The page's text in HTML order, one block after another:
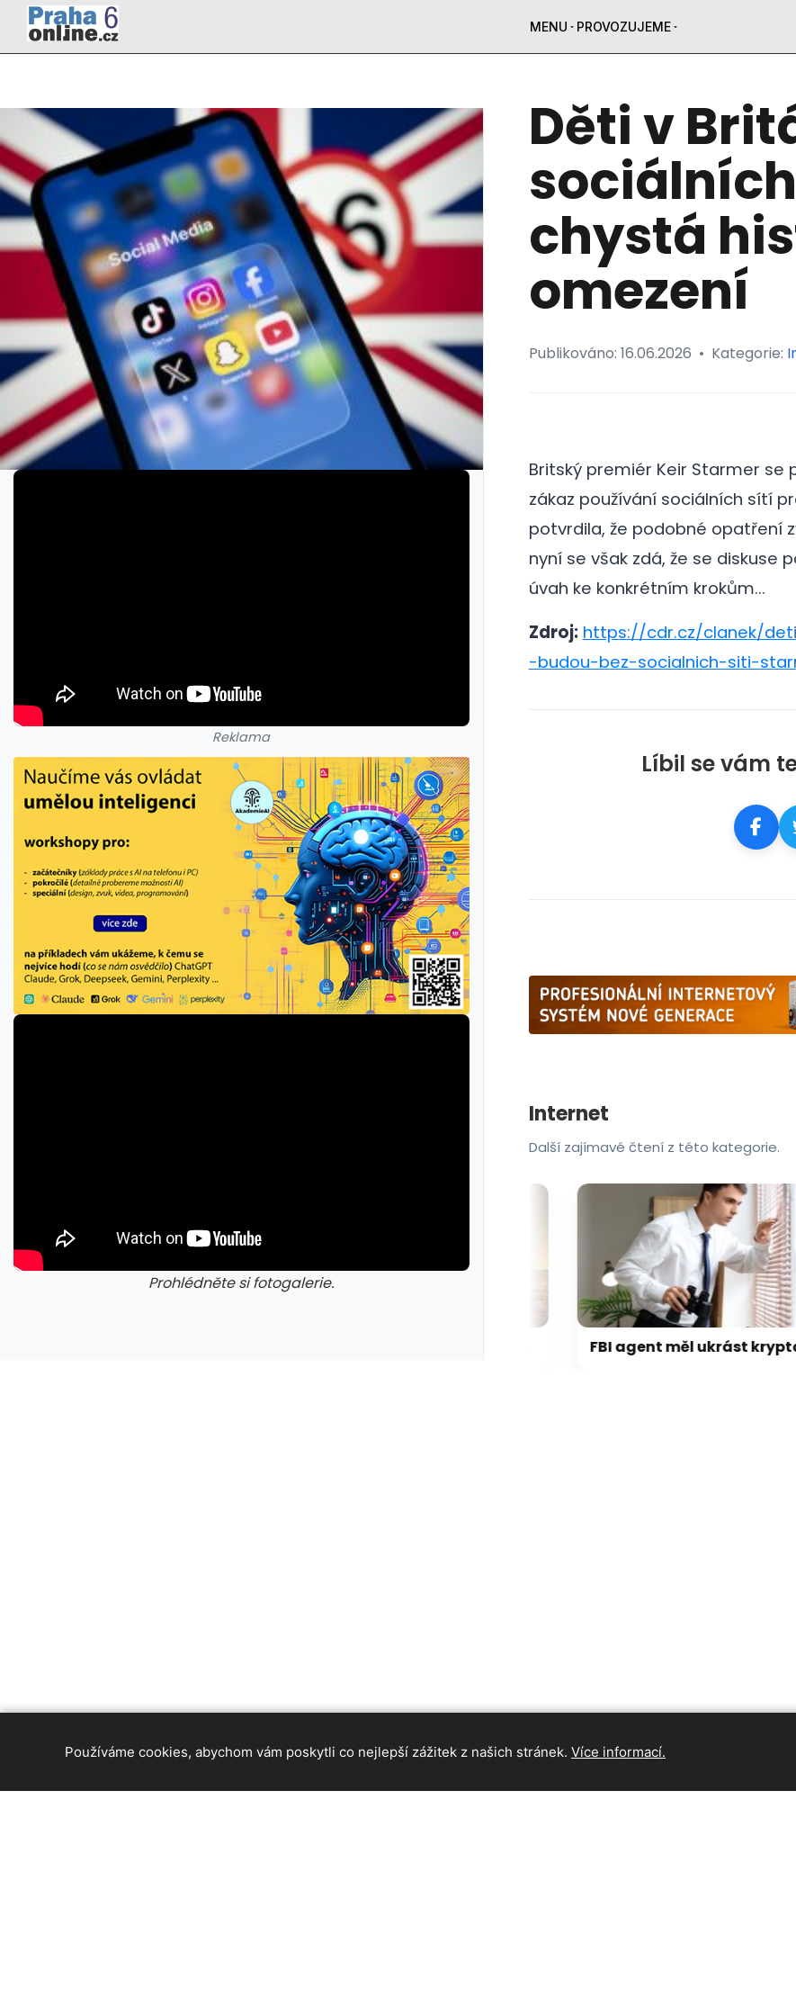
MENU PROVOZUJEME
Reklama
Prohlédněte si fotogalerie.
galerie: cviky
Děti v
chystá
omezení
Publikováno: 16.06.2026 • Kategorie:
Britský premiér Keir Starmer se
zákaz používání sociálních sítí
potvrdila, že podobné opatření
nyní se však zdá, že se diskuse
úvah ke konkrétním krokům...
Zdroj: https://cdr.cz/clanek/
-budou-bez-socialnich-siti-
Líbil se vám
Internet
Další zajímavé čtení z této kategorie.
FBI agent měl ukrást kryptoměny za milion dolarů. Usvědčil ho ChatGPT
Používáme cookies, abychom vám poskytli co nejlepší zážitek z našich stránek. Více informací.